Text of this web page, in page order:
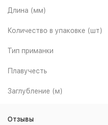
Длина (мм)
Количество в упаковке (шт)
Тип приманки
Плавучесть
Заглубление (м)
Отзывы